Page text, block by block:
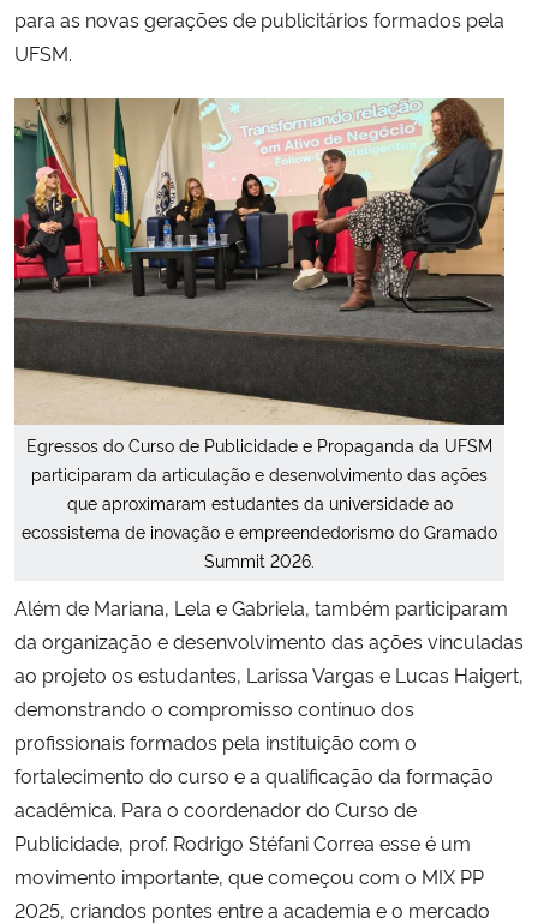
Banco Central do Brasil
para as novas gerações de publicitários formados pela
UFSM.
Egressos do Curso de Publicidade e Propaganda da UFSM
participaram da articulação e desenvolvimento das ações
que aproximaram estudantes da universidade ao
ecossistema de inovação e empreendedorismo do Gramado
Summit 2026.
Além de Mariana, Lela e Gabriela, também participaram
da organização e desenvolvimento das ações vinculadas
ao projeto os estudantes, Larissa Vargas e Lucas Haigert,
demonstrando o compromisso contínuo dos
profissionais formados pela instituição com o
fortalecimento do curso e a qualificação da formação
acadêmica. Para o coordenador do Curso de
Publicidade, prof. Rodrigo Stéfani Correa esse é um
movimento importante, que começou com o MIX PP
2025, criandos pontes entre a academia e o mercado